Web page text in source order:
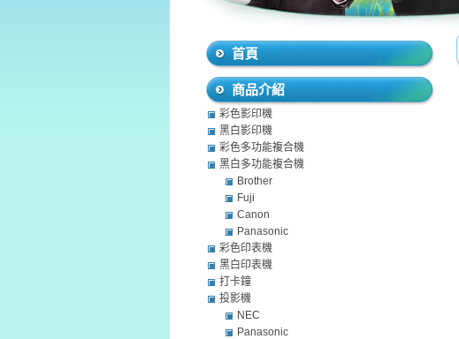
首頁
商品介紹
彩色影印機
黑白影印機
彩色多功能複合機
黑白多功能複合機
Brother
Fuji
Canon
Panasonic
彩色印表機
黑白印表機
打卡鐘
投影機
NEC
Panasonic